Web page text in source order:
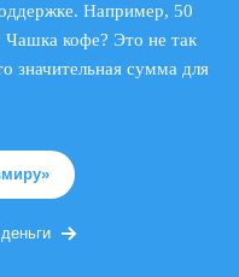
Например, 50
Чашка кофе? Это не так
значительная сумма для